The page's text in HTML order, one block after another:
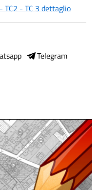
TC2 - TC 3 dettaglio
Telegram